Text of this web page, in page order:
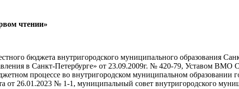
чтении»
бюджета внутригородского муниципального образования
в Санкт-Петербурге» от 23.09.2009г. № 420-79, Уставом
процессе во внутригородском муниципальном образовании
от 26.01.2023 № 1-1, муниципальный совет внутригородского